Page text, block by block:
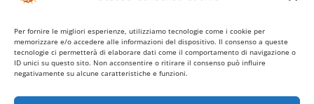
Per fornire le migliori esperienze, utilizziamo tecnologie come i cookie per
memorizzare e/o accedere alle informazioni del dispositivo. Il consenso a queste
tecnologie ci permetterà di elaborare dati come il comportamento di navigazione o
ID unici su questo sito. Non acconsentire o ritirare il consenso può influire
negativamente su alcune caratteristiche e funzioni.
• Condizioni generali di vendita